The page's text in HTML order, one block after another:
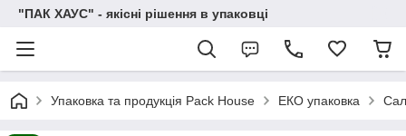
"ПАК ХАУС" - якісні рішення в упаковці
Упаковка та продукція Pack House ЕКО упаковка